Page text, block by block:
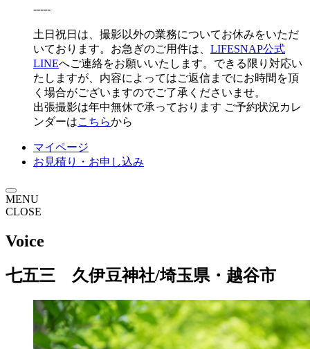
-----
土日祝日は、撮影以外の業務についてお休みをいただ
いております。お急ぎのご用件は、 LIFESNAP公式
LINEへご連絡をお願いいたします。できる限り対応い
たしますが、内容によってはご返信までにお時間を頂
く場合がございますのでご了承くださいませ。
出張撮影は年中無休で承っております ご予約状況カレ
ンダーはこちらから
マイページ
お見積り・お申し込み
MENU
CLOSE
Voice
七五三 久伊豆神社/埼玉県・越谷市